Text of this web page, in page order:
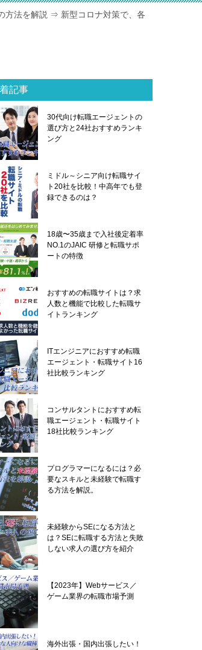
方法を解説 ⇒ 新型コロナ対策で、各
記事
30代向け転職エージェントの
選び方と24社おすすめランキ
ング
ミドル～シニア向け転職サイ
ト20社を比較！中高年でも登
録できるのは？
18歳〜35歳まで入社後定着率
NO.1のJAIC 研修と転職サポ
ートの特徴
おすすめの転職サイトは？求
人数と機能で比較した転職サ
イトランキング
ITエンジニアにおすすめ転職
エージェント・転職サイト16
社比較ランキング
コンサルタントにおすすめ転
職エージェント・転職サイト
18社比較ランキング
プログラマーになるには？必
要なスキルと未経験で転職す
る方法を解説。
未経験からSEになる方法と
は？SEに転職する方法と失敗
しない求人の選び方を紹介
【2023年】Webサービス／
ゲーム業界の転職市場予測
海外出張・国内出張したい！